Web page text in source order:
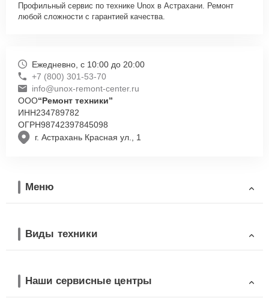
Профильный сервис по технике Unox в Астрахани. Ремонт
любой сложности с гарантией качества.
г. Астрахань Красная ул., 1
Ежедневно, с 10:00 до 20:00
+7 (800) 301-53-70
info@unox-remont-center.ru
ООО“Ремонт техники”
ИНН234789782
ОГРН98742397845098
Меню
Виды техники
Наши сервисные центры